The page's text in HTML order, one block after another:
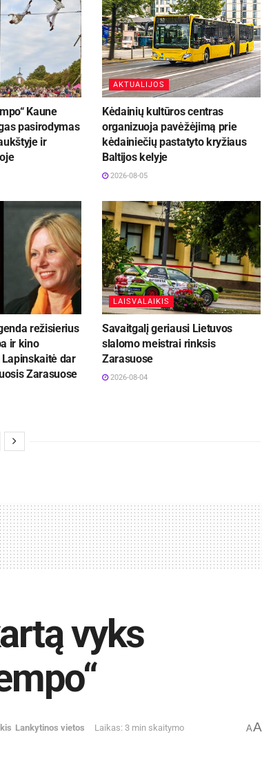
Kaune
pasirodymas
ir
AKTUALIJOS
Kėdainių kultūros centras
organizuoja pavėžėjimą prie
kėdainiečių pastatyto kryžiaus
Baltijos kelyje
2026-08-05
režisierius
ir kino
dar
Zarasuose
LAISVALAIKIS
Savaitgalį geriausi Lietuvos
slalomo meistrai rinksis
Zarasuose
2026-08-04
vyks
Lankytinos vietos Laikas: 3 min skaitymo AA